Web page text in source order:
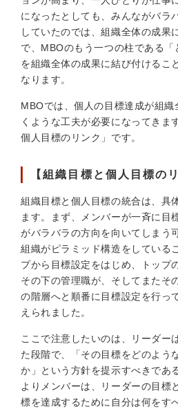
になったとしても、みんながバラ
していたのでは、組織全体の成果
で、MBOのもう一つの柱である
を組織全体の成果に結び付けるこ
なります。
MBOでは、個人の目標達成が組
くような工夫が必要になってきま
個人目標のリンク」です。
【組織目標と個人目標の
組織目標と個人目標の統合は、具
ます。まず、メンバーが一斉に目
がバラバラの方向を向いてしまう
組織がピラミッド構造をしている
プから目標設定をはじめ、トップ
その下の管理職が、そしてまたそ
の階層へと順番に目標設定を行っ
えられました。
ここで注意したいのは、リーダー
た段階で、「その目標をどのよう
か」という方針を提示すべきであ
よりメンバーは、リーダーの目標
標を達成するために自分は何をす